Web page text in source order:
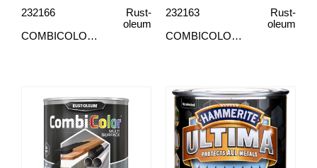
COMBICOLOR®
Rust-
oleum
232166
COMBICOLOR® HAMMARLACK
Rust-
oleum
232163